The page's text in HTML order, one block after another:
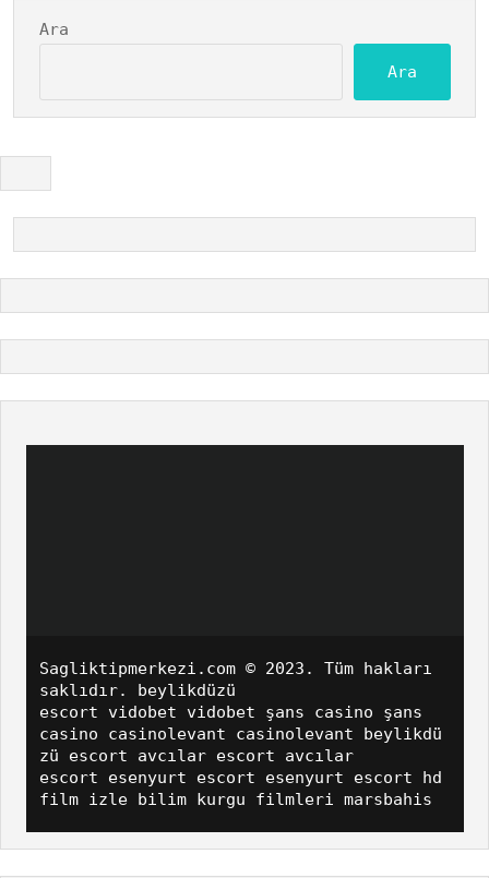
Ara
Ara
Sagliktipmerkezi.com© 2023. Tüm hakları
saklıdır.
beylikdüzü
escort
vidobet vidobet şans casino
şans
casino
casinolevant casinolevant
beylikdü
zü escort
avcılar escort
avcılar
escort
esenyurt escort esenyurt escort
hd
film izle
bilim kurgu filmleri marsbahis